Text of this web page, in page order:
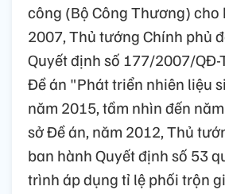
công (Bộ Công Thương) cho
2007, Thủ tướng Chính phủ
Quyết định số 177/2007/QĐ-
Đề án "Phát triển nhiên liệu
năm 2015, tầm nhìn đến
sở Đề án, năm 2012, Thủ
ban hành Quyết định số 53
trình áp dụng tỉ lệ phối trộn